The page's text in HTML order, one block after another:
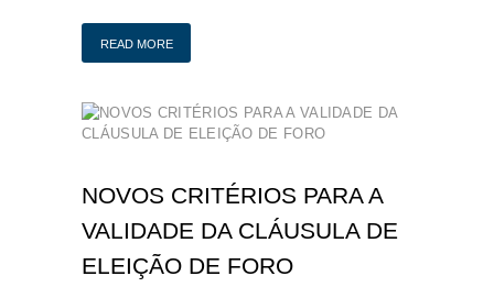
READ MORE
NOVOS CRITÉRIOS PARA A
VALIDADE DA CLÁUSULA DE
ELEIÇÃO DE FORO